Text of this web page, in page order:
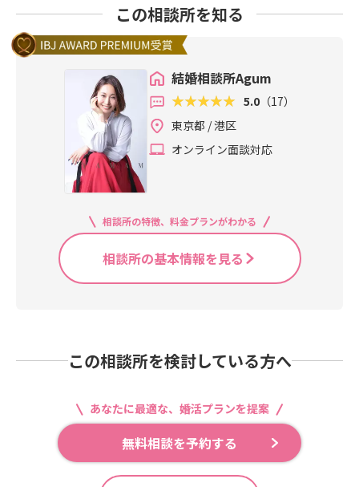
この相談所を知る
結婚相談所Agum
5.0 （17）
東京都 / 港区
オンライン面談対応
相談所の特徴、料金プランがわかる
相談所の基本情報を見る
この相談所を検討している方へ
あなたに最適な、婚活プランを提案
無料相談を予約する